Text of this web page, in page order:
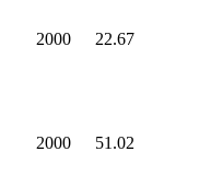
2000 22.67
2000 51.02